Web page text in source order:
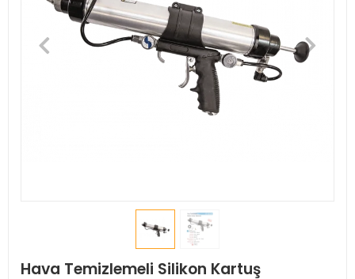
Hava Temizlemeli Silikon Kartuş